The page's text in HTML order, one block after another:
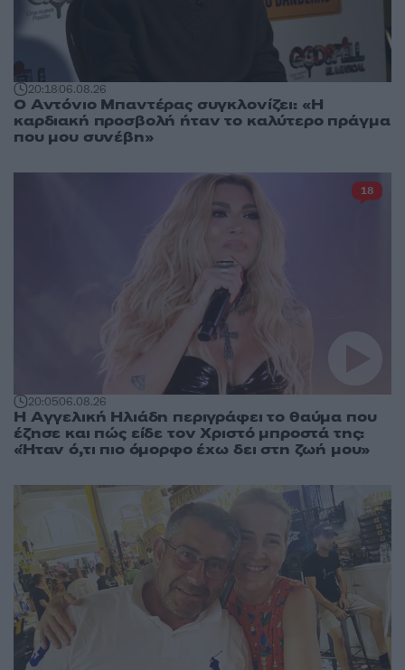
20:1806.08.26
Ο Αντόνιο Μπαντέρας συγκλονίζει: «Η
καρδιακή προσβολή ήταν το καλύτερο πράγμα
που μου συνέβη»
20:0506.08.26
Η Αγγελική Ηλιάδη περιγράφει το θαύμα που
έζησε και πώς είδε τον Χριστό μπροστά της:
«Ήταν ό,τι πιο όμορφο έχω δει στη ζωή μου»
18